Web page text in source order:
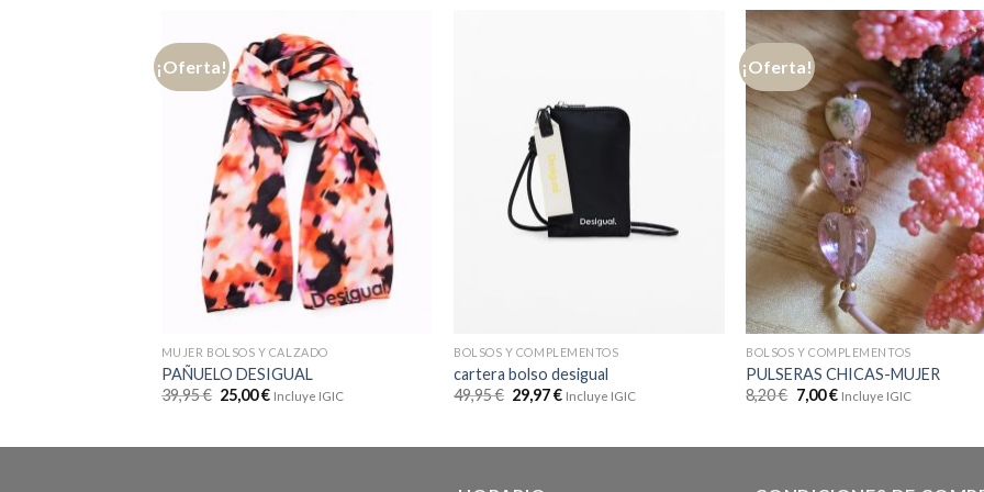
¡Oferta!
MUJER BOLSOS Y CALZADO
PAÑUELO DESIGUAL
39,95€ 25,00€ Incluye IGIC
BOLSOS Y COMPLEMENTOS
cartera bolso desigual
49,95€ 29,97€ Incluye IGIC
¡Oferta!
BOLSOS Y COMPLEMENTOS
PULSERAS CHICAS-MUJER
8,20€ 7,00€ Incluye IGIC